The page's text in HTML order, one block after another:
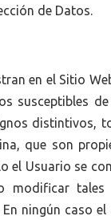
de Datos.
en el Sitio
susceptibles
distintivos,
que son
Usuario se
ningún caso